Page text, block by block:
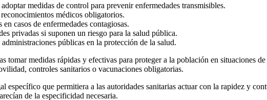
medidas de control para prevenir enfermedades transmisibles.
médicos obligatorios.
casos de enfermedades contagiosas.
privadas si suponen un riesgo para la salud pública.
públicas en la protección de la salud.
tomar medidas rápidas y efectivas para proteger a la población en situaciones
controles sanitarios o vacunaciones obligatorias.
específico que permitiera a las autoridades sanitarias actuar con la rapidez y
de la especificidad necesaria.